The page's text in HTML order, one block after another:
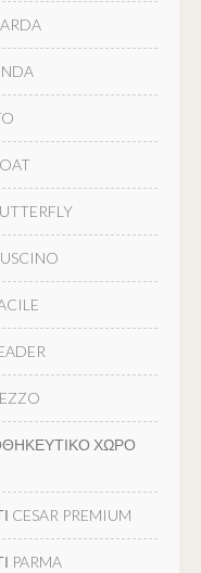
ΧΩΡΟ
PREMIUM
PARMA